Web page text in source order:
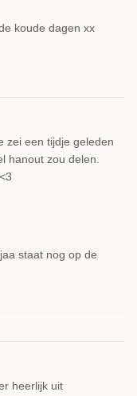
koude dagen xx
zei een tijdje geleden
hanout zou delen.
staat nog op de
heerlijk uit